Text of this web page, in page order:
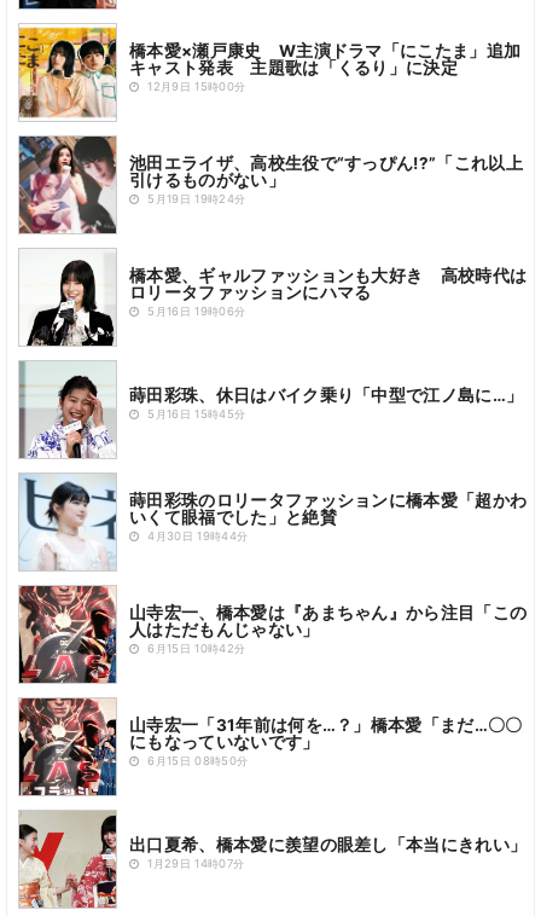
橋本愛×瀬戸康史 W主演ドラマ「にこたま」追加
キャスト発表 主題歌は「くるり」に決定
12月9日 15時00分
池田エライザ、高校生役で“すっぴん!?”「これ以上
引けるものがない」
5月19日 19時24分
橋本愛、ギャルファッションも大好き 高校時代は
ロリータファッションにハマる
5月16日 19時06分
蒔田彩珠、休日はバイク乗り「中型で江ノ島に…」
5月16日 15時45分
蒔田彩珠のロリータファッションに橋本愛「超かわ
いくて眼福でした」と絶賛
4月30日 19時44分
山寺宏一、橋本愛は『あまちゃん』から注目「この
人はただもんじゃない」
6月15日 10時42分
山寺宏一「31年前は何を…？」橋本愛「まだ…〇〇
にもなっていないです」
6月15日 08時50分
出口夏希、橋本愛に羨望の眼差し「本当にきれい」
1月29日 14時07分